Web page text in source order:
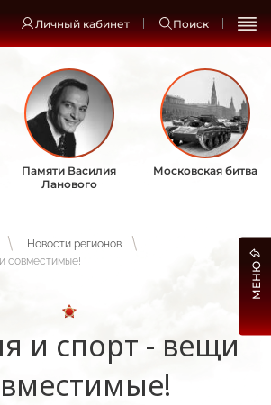
Личный кабинет Поиск
Памяти Василия
Ланового
Московская битва
Новости регионов
совместимые!
и спорт - вещи
МЕНЮ